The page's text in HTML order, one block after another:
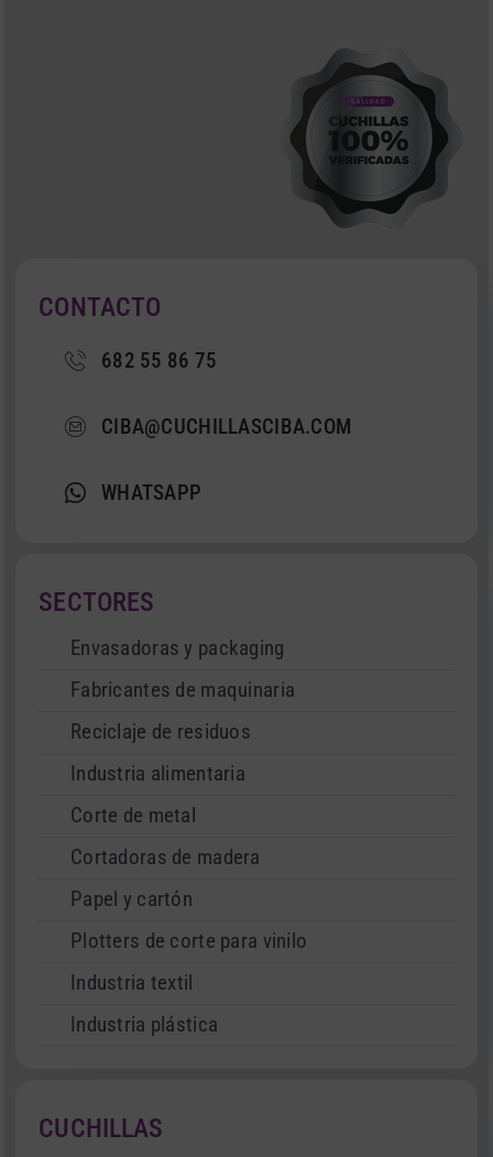
CONTACTO
682 55 86 75
CIBA@CUCHILLASCIBA.COM
WHATSAPP
SECTORES
Envasadoras y packaging
Fabricantes de maquinaria
Reciclaje de residuos
Industria alimentaria
Corte de metal
Cortadoras de madera
Papel y cartón
Plotters de corte para vinilo
Industria textil
Industria plástica
CUCHILLAS